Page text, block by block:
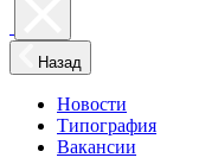
Назад
Новости
Типография
Вакансии